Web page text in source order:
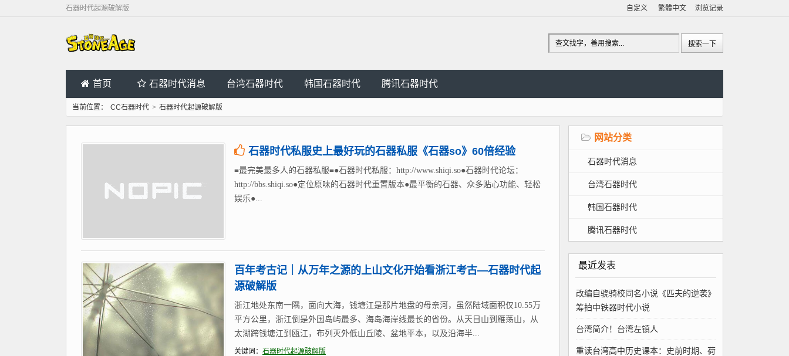
石器时代起源破解版 自定义 繁體中文 浏览记录
首页 石器时代消息 台湾石器时代 韩国石器时代 腾讯石器时代
当前位置： CC石器时代 > 石器时代起源破解版
石器时代私服史上最好玩的石器私服《石器so》60倍经验
≡最完美最多人的石器私服≡●石器时代私服：http://www.shiqi.so●石器时代论坛：
http://bbs.shiqi.so●定位原味的石器时代重置版本●最平衡的石器、众多贴心功能、轻松
娱乐●...
百年考古记｜从万年之源的上山文化开始看浙江考古—石器时代起
源破解版
浙江地处东南一隅，面向大海，钱塘江是那片地盘的母亲河，虽然陆域面积仅10.55万
平方公里，浙江倒是外国岛屿最多、海岛海岸线最长的省份。从天目山到雁荡山，从
太湖跨钱塘江到瓯江，布列灭外低山丘陵、盆地平本，以及沿海半...
关键词： 石器时代起源破解版
网站分类
石器时代消息
台湾石器时代
韩国石器时代
腾讯石器时代
最近发表
改编自骁骑校同名小说《匹夫的逆袭》
筹拍中铁器时代小说
台湾简介！台湾左镇人
重读台湾高中历史课本：史前时期、荷